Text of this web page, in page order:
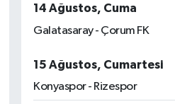
14 Ağustos, Cuma
Galatasaray - Çorum FK
15 Ağustos, Cumartesi
Konyaspor - Rizespor